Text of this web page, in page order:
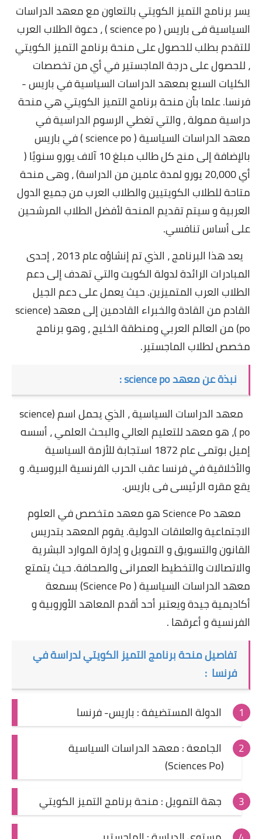
يسر برنامج التميز الكويتي بالتعاون مع معهد الدراسات
السياسية فى باريس ( science po ) ، دعوة الطلاب العرب
للتقدم بطلب للحصول على منحة برنامج التميز الكويتي
، للحصول على درجة الماجستير في أي من تخصصات
الكليات السبع بمعهد الدراسات السياسية في باريس -
فرنسا. علما بأن منحة برنامج التميز الكويتي هي منحة
دراسية ممولة ، والتي تغطي الرسوم الدراسية في
معهد الدراسات السياسية ( science po ) في باريس
بالإضافة إلى منح كل طالب مبلغ 10 آلاف يورو سنويًا (
أي 20,000 يورو لمدة عامين من الدراسة) ، وهى منحة
متاحة للطلاب الكويتيين والطلاب العرب من جميع الدول
العربية و سيتم تقديم المنحة لأفضل الطلاب المرشحين
على أساس تنافسي.
يعد هذا البرنامج ، الذي تم إنشاؤه عام 2013 ، إحدى
المبادرات الرائدة لدولة الكويت والتي تهدف إلى دعم
الطلاب العرب المتميزين. حيث يعمل على دعم الجيل
القادم من القادة والخبراء القادمين إلى معهد (science
po) من العالم العربي ومنطقة الخليج ، وهو برنامج
مخصص لطلاب الماجستير.
نبذة عن معهد science po :
معهد الدراسات السياسية ، الذي يحمل اسم (science
po )، هو معهد للتعليم العالي والبحث العلمي ، أسسه
إميل بوتمى عام 1872 استجابة للأزمة السياسية
والأخلاقية في فرنسا عقب الحرب الفرنسية البروسية. و
يقع مقره الرئيسى فى باريس.
معهد Science Po هو معهد متخصص في العلوم
الاجتماعية والعلاقات الدولية. يقوم المعهد بتدريس
القانون والتسويق و التمويل و إدارة الموارد البشرية
والاتصالات والتخطيط العمرانى والصحافة. حيث يتمتع
معهد الدراسات السياسية ( Science Po) بسمعة
أكاديمية جيدة ويعتبر أحد أقدم المعاهد الأوروبية و
الفرنسية و أعرقها .
تفاصيل منحة برنامج التميز الكويتي لدراسة في
فرنسا :
الدولة المستضيفة : باريس- فرنسا
الجامعة : معهد الدراسات السياسية
(Sciences Po)
جهة التمويل : منحة برنامج التميز الكويتي